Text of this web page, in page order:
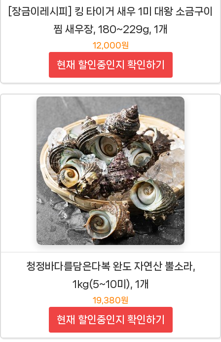
[장금이레시피] 킹 타이거 새우 1미 대왕 소금구이
찜 새우장, 180~229g, 1개
12,000원
현재 할인중인지 확인하기
청정바다를담은다복 완도 자연산 뿔소라,
1kg(5~10미), 1개
19,380원
현재 할인중인지 확인하기